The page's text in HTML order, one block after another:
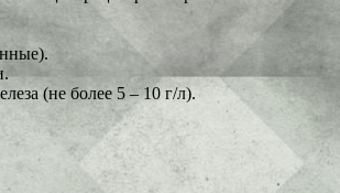
(не более 5 – 10 г/л).